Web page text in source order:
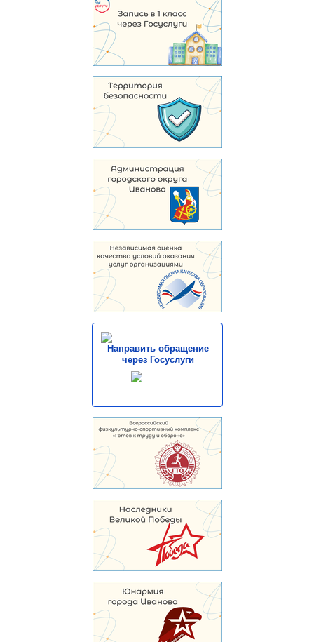
Направить обращение
через Госуслуги